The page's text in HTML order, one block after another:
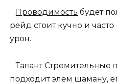
Проводимость будет
рейд стоит кучно и
урон.
ТалантСтремительные
подходит элем шаману,